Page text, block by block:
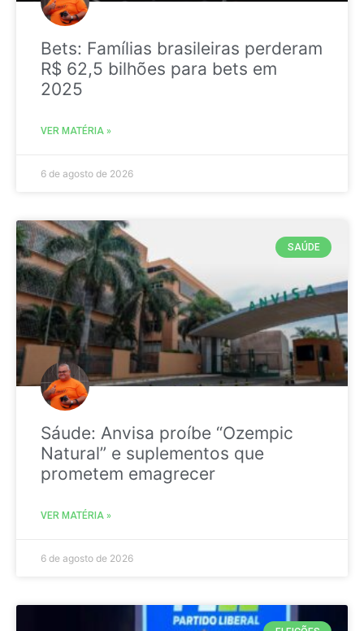
Bets: Famílias brasileiras perderam
R$ 62,5 bilhões para bets em
2025
VER MATÉRIA »
6 de agosto de 2026
SAÚDE
Sáude: Anvisa proíbe “Ozempic
Natural” e suplementos que
prometem emagrecer
VER MATÉRIA »
6 de agosto de 2026